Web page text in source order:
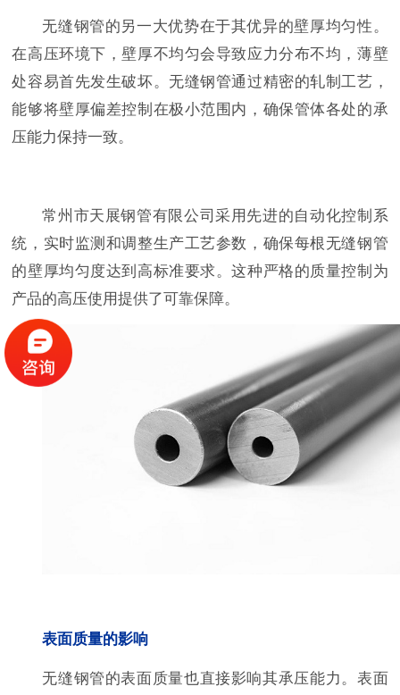
无缝钢管的另一大优势在于其优异的壁厚均匀性。
在高压环境下，壁厚不均匀会导致应力分布不均，薄壁
处容易首先发生破坏。无缝钢管通过精密的轧制工艺，
能够将壁厚偏差控制在极小范围内，确保管体各处的承
压能力保持一致。
常州市天展钢管有限公司采用先进的自动化控制系
统，实时监测和调整生产工艺参数，确保每根无缝钢管
的壁厚均匀度达到高标准要求。这种严格的质量控制为
产品的高压使用提供了可靠保障。
表面质量的影响
无缝钢管的表面质量也直接影响其承压能力。表面